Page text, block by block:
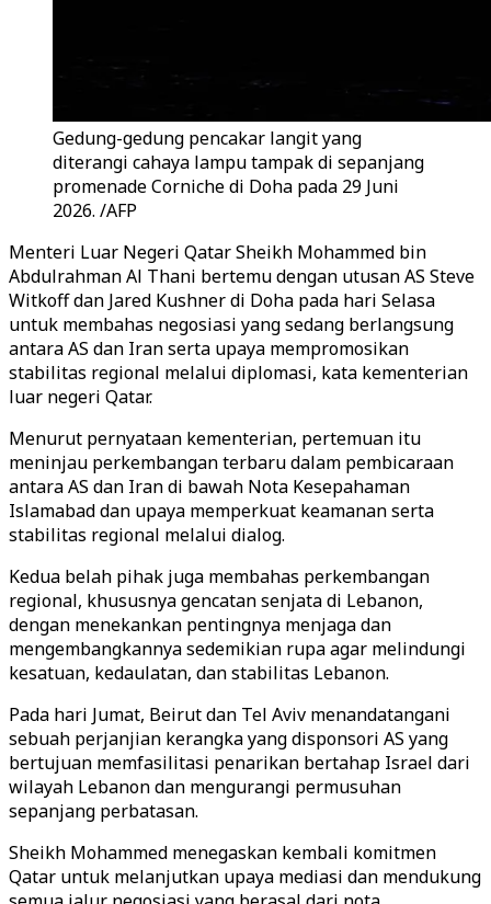
Gedung-gedung pencakar langit yang
diterangi cahaya lampu tampak di sepanjang
promenade Corniche di Doha pada 29 Juni
2026. /AFP
Menteri Luar Negeri Qatar Sheikh Mohammed bin
Abdulrahman Al Thani bertemu dengan utusan AS Steve
Witkoff dan Jared Kushner di Doha pada hari Selasa
untuk membahas negosiasi yang sedang berlangsung
antara AS dan Iran serta upaya mempromosikan
stabilitas regional melalui diplomasi, kata kementerian
luar negeri Qatar.
Menurut pernyataan kementerian, pertemuan itu
meninjau perkembangan terbaru dalam pembicaraan
antara AS dan Iran di bawah Nota Kesepahaman
Islamabad dan upaya memperkuat keamanan serta
stabilitas regional melalui dialog.
Kedua belah pihak juga membahas perkembangan
regional, khususnya gencatan senjata di Lebanon,
dengan menekankan pentingnya menjaga dan
mengembangkannya sedemikian rupa agar melindungi
kesatuan, kedaulatan, dan stabilitas Lebanon.
Pada hari Jumat, Beirut dan Tel Aviv menandatangani
sebuah perjanjian kerangka yang disponsori AS yang
bertujuan memfasilitasi penarikan bertahap Israel dari
wilayah Lebanon dan mengurangi permusuhan
sepanjang perbatasan.
Sheikh Mohammed menegaskan kembali komitmen
Qatar untuk melanjutkan upaya mediasi dan mendukung